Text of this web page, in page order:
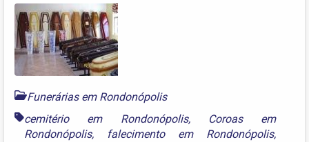
Funerárias em Rondonópolis
cemitério em Rondonópolis,
Coroas em
Rondonópolis, falecimento em Rondonópolis,